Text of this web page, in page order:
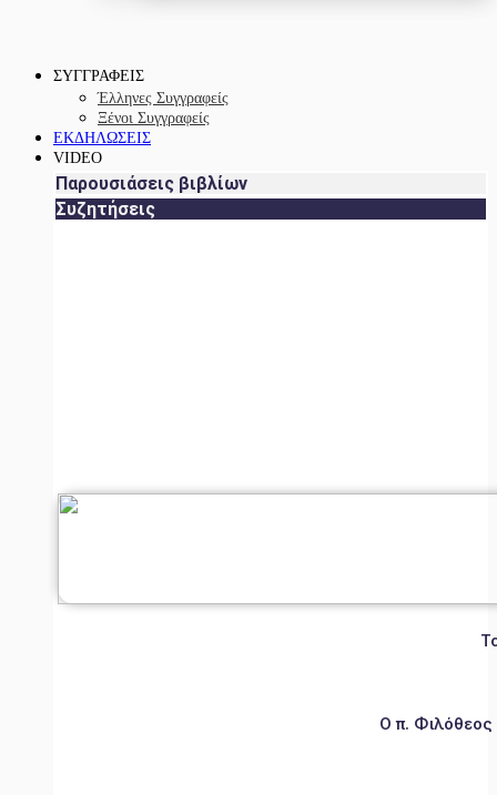
ΣΥΓΓΡΑΦΕΙΣ
Έλληνες Συγγραφείς
Ξένοι Συγγραφείς
ΕΚΔΗΛΩΣΕΙΣ
VIDEO
Παρουσιάσεις βιβλίων
Συζητήσεις
Ο π.